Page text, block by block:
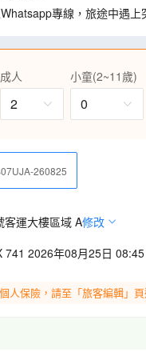
專線，旅途中遇上
成人
2
小童(2~11歲)
0
260825
運大樓區域 A修改
741 2026年08月25日 08:45
人保險，請至「旅客編輯」